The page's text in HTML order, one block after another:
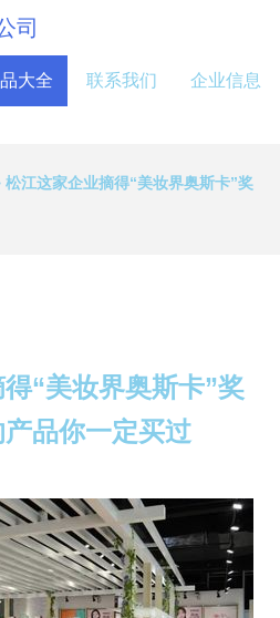
司
大全 联系我们 企业信息
松江这家企业摘得“美妆界奥斯卡”奖
“美妆界奥斯卡”奖
品你一定买过